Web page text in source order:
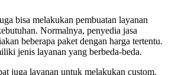
bisa melakukan pembuatan layanan
Normalnya, penyedia jasa
beberapa paket dengan harga tertentu.
jenis layanan yang berbeda-beda.
juga layanan untuk melakukan custom.